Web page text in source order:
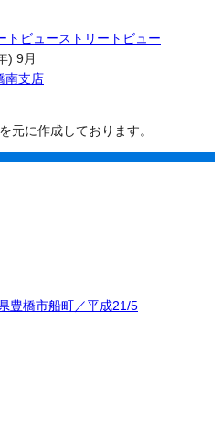
ストリートビュー
) 9月
南支店
元に作成しております。
豊橋市船町／平成21/5